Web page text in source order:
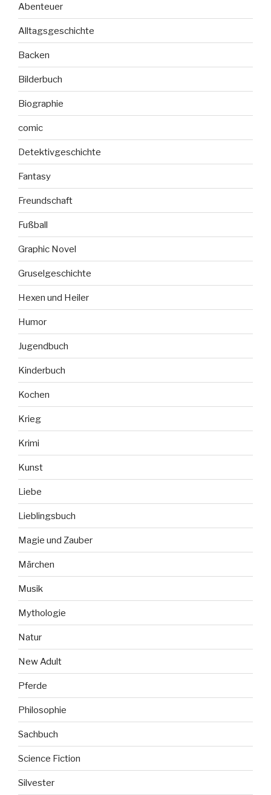
Abenteuer
Alltagsgeschichte
Backen
Bilderbuch
Biographie
comic
Detektivgeschichte
Fantasy
Freundschaft
Fußball
Graphic Novel
Gruselgeschichte
Hexen und Heiler
Humor
Jugendbuch
Kinderbuch
Kochen
Krieg
Krimi
Kunst
Liebe
Lieblingsbuch
Magie und Zauber
Märchen
Musik
Mythologie
Natur
New Adult
Pferde
Philosophie
Sachbuch
Science Fiction
Silvester